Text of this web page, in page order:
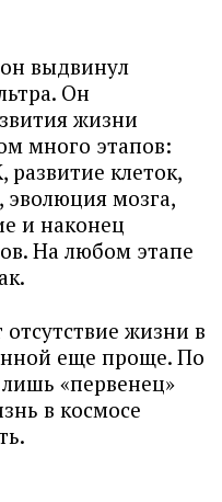
выдвинул
Он
жизни
много этапов:
клеток,
эволюция мозга,
и наконец
На любом этапе
жизни в
еще проще. По
«первенец»
в космосе